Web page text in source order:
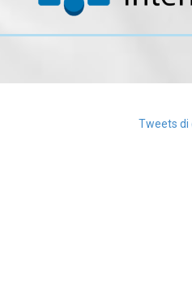
Tweets di